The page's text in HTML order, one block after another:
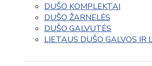
DUŠO KOMPLEKTAI
DUŠO ŽARNELĖS
DUŠO GALVUTĖS
LIETAUS DUŠO GALVOS IR